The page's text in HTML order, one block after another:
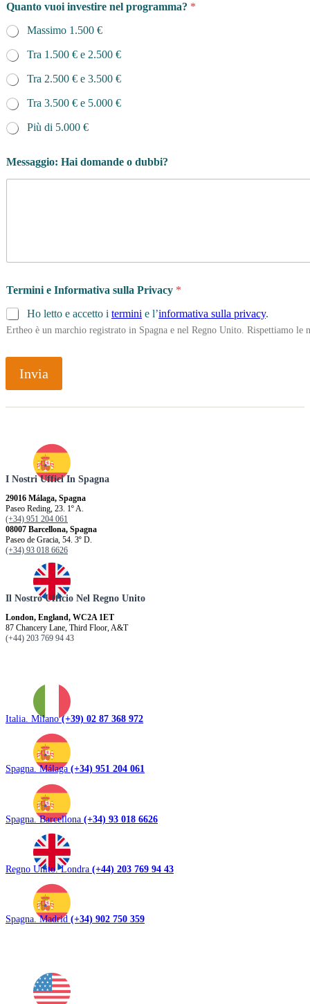
Quanto vuoi investire nel programma? *
Massimo 1.500 €
Tra 1.500 € e 2.500 €
Tra 2.500 € e 3.500 €
Tra 3.500 € e 5.000 €
Più di 5.000 €
Messaggio: Hai domande o dubbi?
Termini e Informativa sulla Privacy *
Ho letto e accetto i termini e l’informativa sulla privacy.
Ertheo è un marchio registrato in Spagna e nel Regno Unito. Rispettiamo
Invia
I Nostri Uffici In Spagna
29016 Málaga, Spagna
Paseo Reding, 23. 1º A.
(+34) 951 204 061
08007 Barcellona, ​​Spagna
Paseo de Gracia, 54. 3º D.
(+34) 93 018 6626
Il Nostro Ufficio Nel Regno Unito
London, England, WC2A 1ET
87 Chancery Lane, Third Floor, A&T
(+44) 203 769 94 43
Italia. Milano(+39) 02 87 368 972
Spagna. Málaga (+34) 951 204 061
Spagna. Barcellona (+34) 93 018 6626
Regno Unito. Londra (+44) 203 769 94 43
Spagna. Madrid (+34) 902 750 359